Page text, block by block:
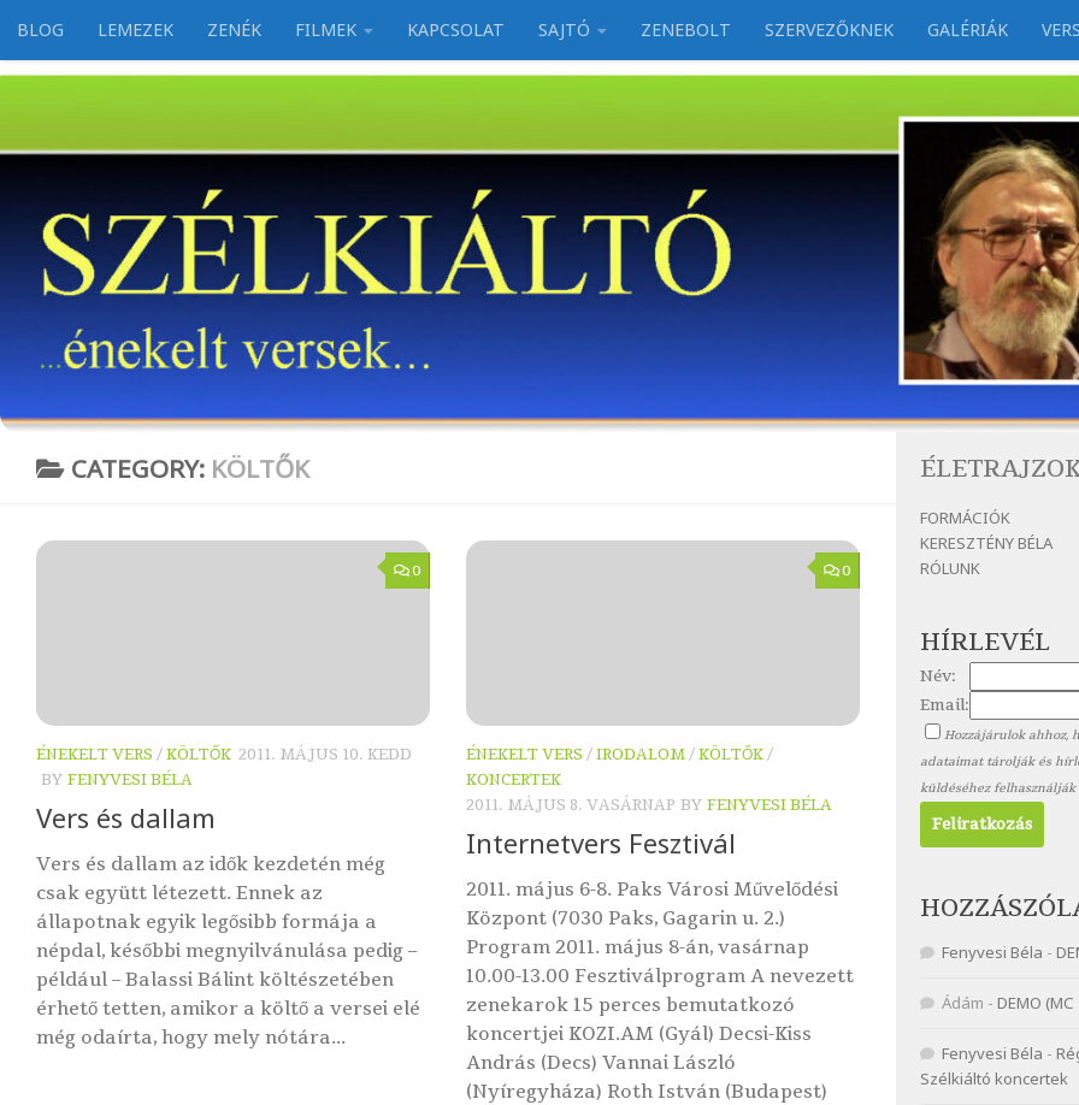
Skip to content
BLOG LEMEZEK ZENÉK FILMEK KAPCSOLAT SAJTÓ ZENEBOLT SZERVEZŐKNEK GALÉRIÁK
CATEGORY: KÖLTŐK
0
ÉNEKELT VERS /KÖLTŐK 2011. MÁJUS 10. KEDD
BY FENYVESI BÉLA
Vers és dallam
Vers és dallam az idők kezdetén még
csak együtt létezett. Ennek az
állapotnak egyik legősibb formája a
népdal, későbbi megnyilvánulása pedig –
például – Balassi Bálint költészetében
érhető tetten, amikor a költő a versei elé
még odaírta, hogy mely nótára...
0
ÉNEKELT VERS /IRODALOM/KÖLTŐK/
KONCERTEK
2011. MÁJUS 8. VASÁRNAP BY FENYVESI BÉLA
Internetvers Fesztivál
2011. május 6-8. Paks Városi Művelődési
Központ (7030 Paks, Gagarin u. 2.)
Program 2011. május 8-án, vasárnap
10.00-13.00 Fesztiválprogram A nevezett
zenekarok 15 perces bemutatkozó
koncertjei KOZI.AM (Gyál) Decsi-Kiss
András (Decs) Vannai László
(Nyíregyháza) Roth István (Budapest)
FORMÁCIÓK
KERESZTÉNY BÉLA
RÓLUNK
HÍRLEVÉL
Név:
Email:
Hozzájárulok ahhoz,
adataimat tárolják és
küldéséhez felhasználják
Fenyvesi Béla -
Ádám - DEMO
Fenyvesi Béla -
Szélkiáltó koncertek